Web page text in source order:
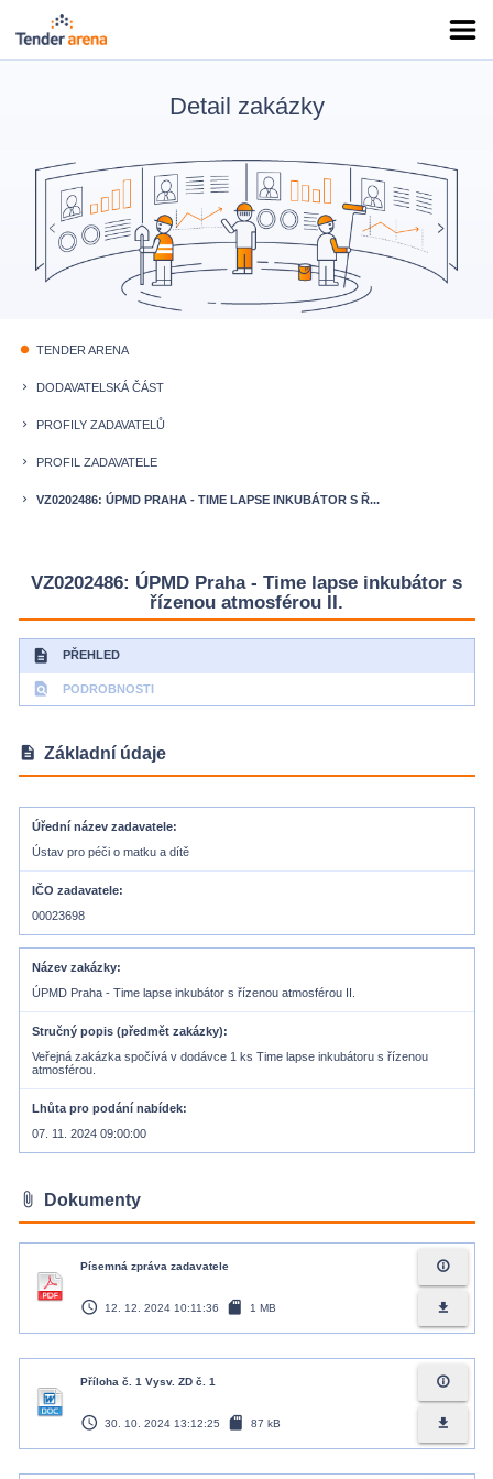
Detail zakázky
fiber_manual_record TENDER ARENA
keyboard_arrow_right DODAVATELSKÁ ČÁST
keyboard_arrow_right PROFILY ZADAVATELŮ
keyboard_arrow_right PROFIL ZADAVATELE
keyboard_arrow_right VZ0202486: ÚPMD PRAHA - TIME LAPSE INKUBÁTOR S Ř...
VZ0202486: ÚPMD Praha - Time lapse inkubátor s
řízenou atmosférou II.
description PŘEHLED
find_in_page PODROBNOSTI
description Základní údaje
Úřední název zadavatele
Ústav pro péči o matku a dítě
IČO zadavatele
00023698
Název zakázky
ÚPMD Praha - Time lapse inkubátor s řízenou atmosférou II.
Stručný popis (předmět zakázky)
Veřejná zakázka spočívá v dodávce 1 ks Time lapse inkubátoru s řízenou
atmosférou.
Lhůta pro podání nabídek
07. 11. 2024 09:00:00
attach_file Dokumenty
Písemná zpráva zadavatele
access_time 12. 12. 2024 10:11:36 sd_card 1 MB
info_outline
file_download
Příloha č. 1 Vysv. ZD č. 1
access_time 30. 10. 2024 13:12:25 sd_card 87 kB
info_outline
file_download